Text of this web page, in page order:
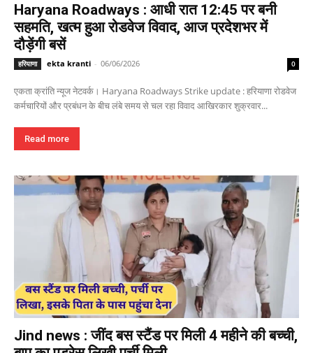
Haryana Roadways : आधी रात 12:45 पर बनी
सहमति, खत्म हुआ रोडवेज विवाद, आज प्रदेशभर में
दौड़ेंगी बसें
हरियाणा ekta kranti - 06/06/2026 0
एकता क्रांति न्यूज नेटवर्क। Haryana Roadways Strike update : हरियाणा रोडवेज
कर्मचारियों और प्रबंधन के बीच लंबे समय से चल रहा विवाद आखिरकार शुक्रवार...
Read more
Jind news : जींद बस स्टैंड पर मिली 4 महीने की बच्ची,